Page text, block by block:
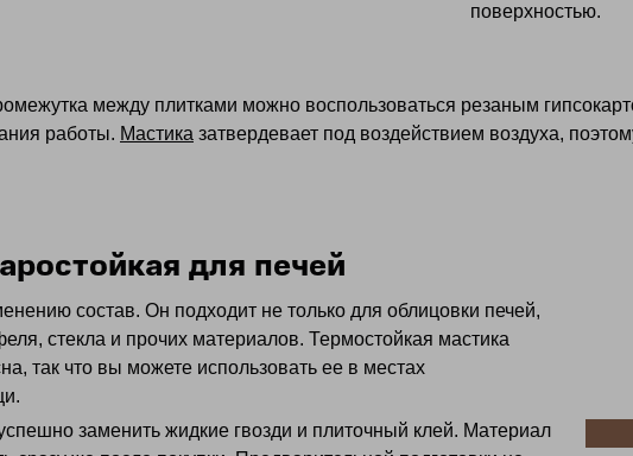
поверхностью.
между плитками можно воспользоваться резаным
работы. Мастика затвердевает под воздействием воздуха,
для печей
состав. Он подходит не только для облицовки печей,
стекла и прочих материалов. Термостойкая мастика
так что вы можете использовать ее в местах
заменить жидкие гвозди и плиточный клей. Материал